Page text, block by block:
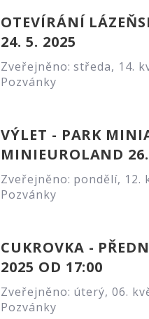
OTEVÍRÁNÍ
24. 5. 2025
Zveřejněno: středa, 14.
Pozvánky
VÝLET - PARK
MINIEUROLAND
Zveřejněno: pondělí, 12.
Pozvánky
CUKROVKA -
2025 OD 17:00
Zveřejněno: úterý, 06.
Pozvánky